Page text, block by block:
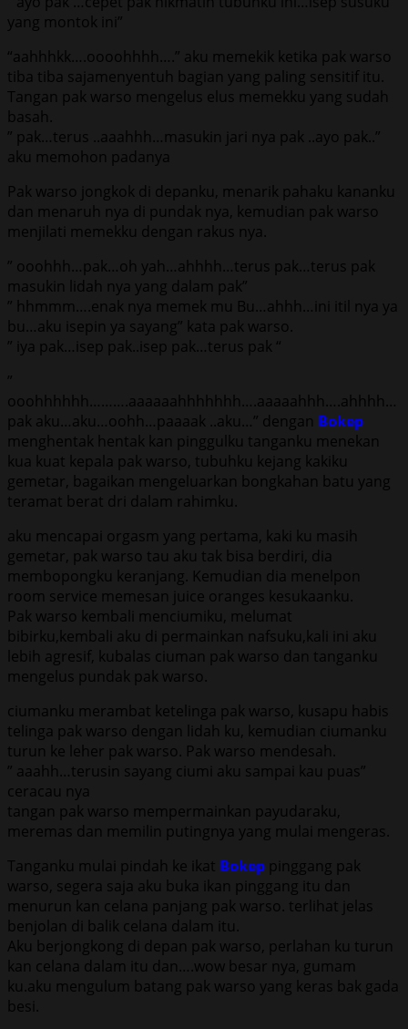
yang montok ini”
“aahhhkk….oooohhhh….” aku memekik ketika pak warso
tiba tiba sajamenyentuh bagian yang paling sensitif itu.
Tangan pak warso mengelus elus memekku yang sudah
basah.
” pak…terus ..aaahhh…masukin jari nya pak ..ayo pak..”
aku memohon padanya
Pak warso jongkok di depanku, menarik pahaku kananku
dan menaruh nya di pundak nya, kemudian pak warso
menjilati memekku dengan rakus nya.
” ooohhh…pak…oh yah…ahhhh…terus pak…terus pak
masukin lidah nya yang dalam pak”
” hhmmm….enak nya memek mu Bu…ahhh…ini itil nya ya
bu…aku isepin ya sayang” kata pak warso.
” iya pak…isep pak..isep pak…terus pak “
”
ooohhhhhh……….aaaaaahhhhhhh….aaaaahhh….ahhhh…
pak aku…aku…oohh…paaaak ..aku…” dengan Bokep
menghentak hentak kan pinggulku tanganku menekan
kua kuat kepala pak warso, tubuhku kejang kakiku
gemetar, bagaikan mengeluarkan bongkahan batu yang
teramat berat dri dalam rahimku.
aku mencapai orgasm yang pertama, kaki ku masih
gemetar, pak warso tau aku tak bisa berdiri, dia
membopongku keranjang. Kemudian dia menelpon
room service memesan juice oranges kesukaanku.
Pak warso kembali menciumiku, melumat
bibirku,kembali aku di permainkan nafsuku,kali ini aku
lebih agresif, kubalas ciuman pak warso dan tanganku
mengelus pundak pak warso.
ciumanku merambat ketelinga pak warso, kusapu habis
telinga pak warso dengan lidah ku, kemudian ciumanku
turun ke leher pak warso. Pak warso mendesah.
” aaahh…terusin sayang ciumi aku sampai kau puas”
ceracau nya
tangan pak warso mempermainkan payudaraku,
meremas dan memilin putingnya yang mulai mengeras.
Tanganku mulai pindah ke ikat Bokep pinggang pak
warso, segera saja aku buka ikan pinggang itu dan
menurun kan celana panjang pak warso. terlihat jelas
benjolan di balik celana dalam itu.
Aku berjongkong di depan pak warso, perlahan ku turun
kan celana dalam itu dan….wow besar nya, gumam
ku.aku mengulum batang pak warso yang keras bak gada
besi.